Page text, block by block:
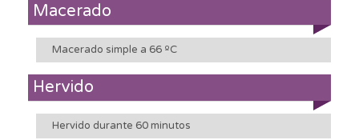
Macerado
Macerado simple a 66 ºC
Hervido
Hervido durante 60 minutos